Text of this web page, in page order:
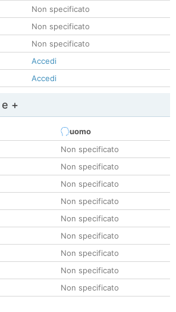
Non specificato
Non specificato
Non specificato
Accedi
Accedi
+
uomo
Non specificato
Non specificato
Non specificato
Non specificato
Non specificato
Non specificato
Non specificato
Non specificato
Non specificato